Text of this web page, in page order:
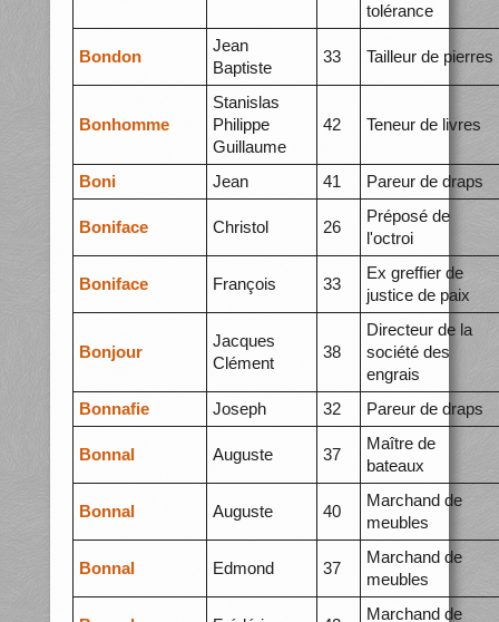
tolérance
Bondon
Jean
Baptiste
33 Tailleur de pierres
Bonhomme
Stanislas
Philippe
Guillaume
42 Teneur de livres
Boni Jean 41 Pareur de draps
Boniface Christol 26
Préposé de
l'octroi
Boniface François 33
Ex greffier de
justice de paix
Bonjour
Jacques
Clément
38
Directeur de la
société des
engrais
Bonnafie
Joseph 32 Pareur de draps
Bonnal Auguste 37
Maître de
bateaux
Bonnal Auguste 40
Marchand de
meubles
Bonnal Edmond 37
Marchand de
meubles
Marchand de